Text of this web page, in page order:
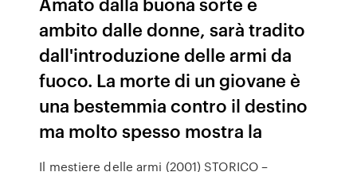
ambito dalle donne, sarà tradito
dall'introduzione delle armi da
fuoco. La morte di un giovane è
una bestemmia contro il destino
ma molto spesso mostra la
Il mestiere delle armi (2001) STORICO –